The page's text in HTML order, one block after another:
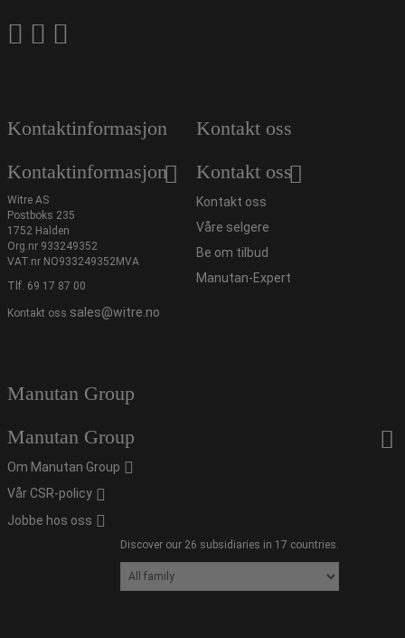
Kontaktinformasjon
Kontaktinformasjon
Witre AS
Postboks 235
1752 Halden
Org.nr 933249352
VAT.nr NO933249352MVA
Tlf. 69 17 87 00
Kontakt oss sales@witre.no
Kontakt oss
Kontakt oss
Kontakt oss
Våre selgere
Be om tilbud
Manutan-Expert
Manutan Group
Manutan Group
Om Manutan Group
Vår CSR-policy
Jobbe hos oss
Discover our 26 subsidiaries in 17 countries.